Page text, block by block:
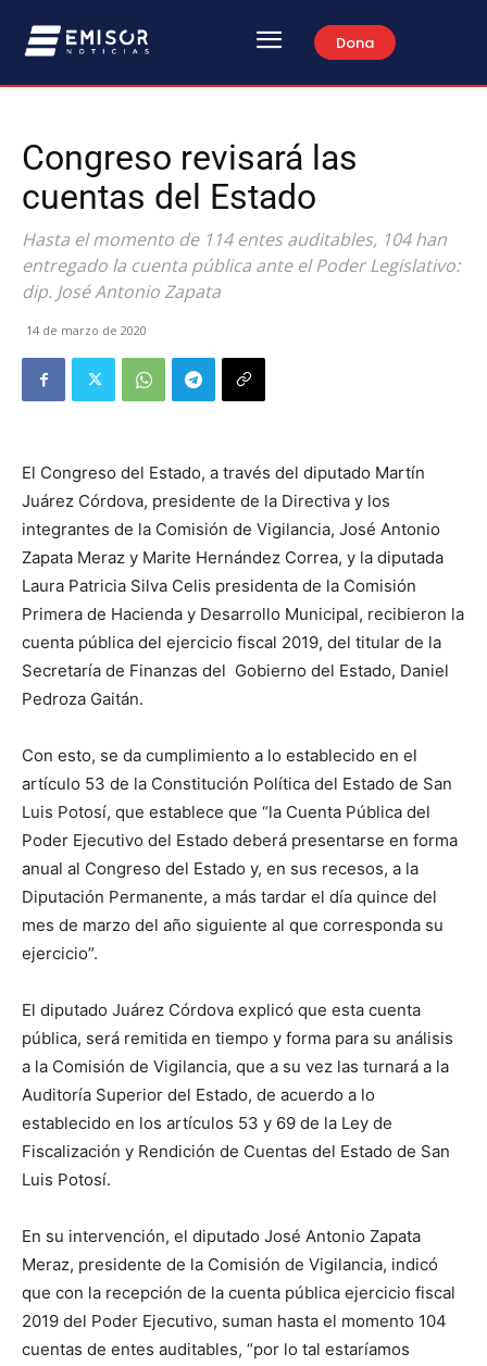
Dona
Congreso revisará las
cuentas del Estado
Hasta el momento de 114 entes auditables, 104 han
entregado la cuenta pública ante el Poder Legislativo:
dip. José Antonio Zapata
14 de marzo de 2020
El Congreso del Estado, a través del diputado Martín
Juárez Córdova, presidente de la Directiva y los
integrantes de la Comisión de Vigilancia, José Antonio
Zapata Meraz y Marite Hernández Correa, y la diputada
Laura Patricia Silva Celis presidenta de la Comisión
Primera de Hacienda y Desarrollo Municipal, recibieron la
cuenta pública del ejercicio fiscal 2019, del titular de la
Secretaría de Finanzas del Gobierno del Estado, Daniel
Pedroza Gaitán.
Con esto, se da cumplimiento a lo establecido en el
artículo 53 de la Constitución Política del Estado de San
Luis Potosí, que establece que “la Cuenta Pública del
Poder Ejecutivo del Estado deberá presentarse en forma
anual al Congreso del Estado y, en sus recesos, a la
Diputación Permanente, a más tardar el día quince del
mes de marzo del año siguiente al que corresponda su
ejercicio”.
El diputado Juárez Córdova explicó que esta cuenta
pública, será remitida en tiempo y forma para su análisis
a la Comisión de Vigilancia, que a su vez las turnará a la
Auditoría Superior del Estado, de acuerdo a lo
establecido en los artículos 53 y 69 de la Ley de
Fiscalización y Rendición de Cuentas del Estado de San
Luis Potosí.
En su intervención, el diputado José Antonio Zapata
Meraz, presidente de la Comisión de Vigilancia, indicó
que con la recepción de la cuenta pública ejercicio fiscal
2019 del Poder Ejecutivo, suman hasta el momento 104
cuentas de entes auditables, “por lo tal estaríamos